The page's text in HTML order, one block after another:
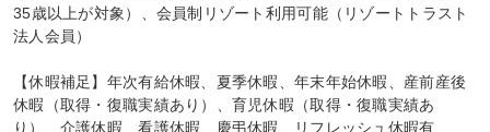
35歳以上が対象）、会員制リゾート利用可能（リゾートトラスト
法人会員）
【休暇補足】年次有給休暇、夏季休暇、年末年始休暇、産前産後
休暇（取得・復職実績あり）、育児休暇（取得・復職実績あ
り）、介護休暇、看護休暇、慶弔休暇、リフレッシュ休暇有